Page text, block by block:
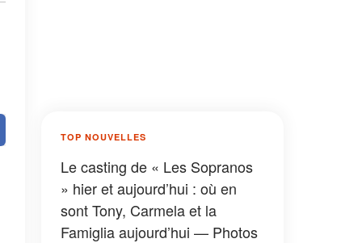
TOP NOUVELLES
Le casting de « Les Sopranos
» hier et aujourd’hui : où en
sont Tony, Carmela et la
Famiglia aujourd’hui — Photos